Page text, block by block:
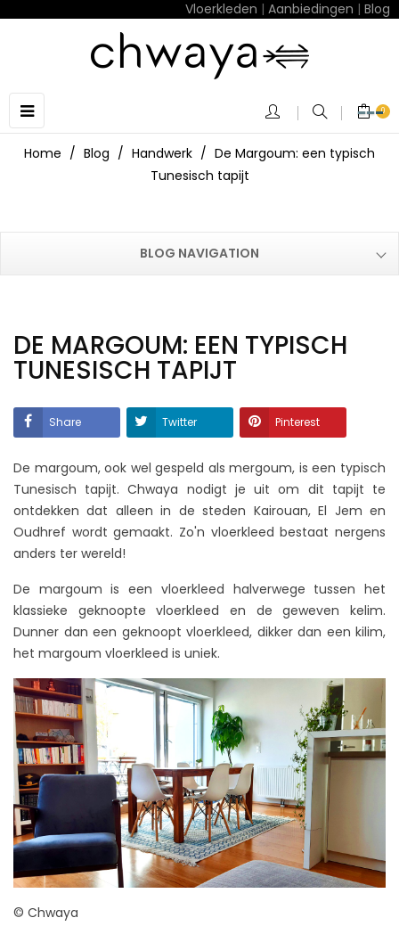
Vloerkleden | Aanbiedingen | Blog
Toggle
navigation
☰ 0
Home Blog Handwerk
De Margoum: een typisch
Tunesisch tapijt
BLOG NAVIGATION
DE MARGOUM: EEN TYPISCH
TUNESISCH TAPIJT
Share Twitter Pinterest
De margoum, ook wel gespeld als mergoum, is een typisch
Tunesisch tapijt. Chwaya nodigt je uit om dit tapijt te
ontdekken dat alleen in de steden Kairouan, El Jem en
Oudhref wordt gemaakt. Zo'n vloerkleed bestaat nergens
anders ter wereld!
De margoum is een vloerkleed halverwege tussen het
klassieke geknoopte vloerkleed en de geweven kelim.
Dunner dan een geknoopt vloerkleed, dikker dan een kilim,
het margoum vloerkleed is uniek.
© Chwaya